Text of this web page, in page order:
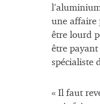
une affaire
être lourd
être
spécialiste
« Il faut